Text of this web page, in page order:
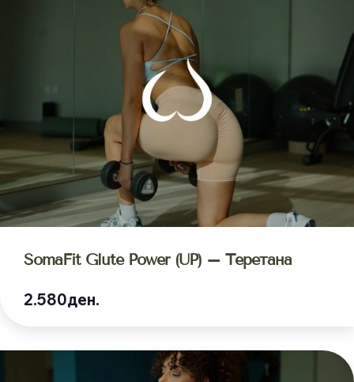
SomaFit Glute Power (UP) – Теретана
2.580ден.